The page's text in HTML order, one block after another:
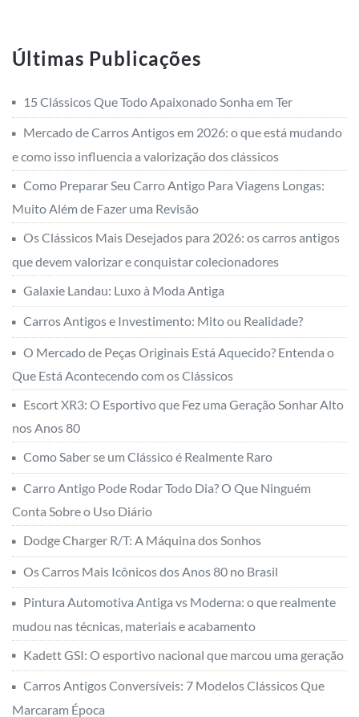
Últimas Publicações
15 Clássicos Que Todo Apaixonado Sonha em Ter
Mercado de Carros Antigos em 2026: o que está mudando
e como isso influencia a valorização dos clássicos
Como Preparar Seu Carro Antigo Para Viagens Longas:
Muito Além de Fazer uma Revisão
Os Clássicos Mais Desejados para 2026: os carros antigos
que devem valorizar e conquistar colecionadores
Galaxie Landau: Luxo à Moda Antiga
Carros Antigos e Investimento: Mito ou Realidade?
O Mercado de Peças Originais Está Aquecido? Entenda o
Que Está Acontecendo com os Clássicos
Escort XR3: O Esportivo que Fez uma Geração Sonhar Alto
nos Anos 80
Como Saber se um Clássico é Realmente Raro
Carro Antigo Pode Rodar Todo Dia? O Que Ninguém
Conta Sobre o Uso Diário
Dodge Charger R/T: A Máquina dos Sonhos
Os Carros Mais Icônicos dos Anos 80 no Brasil
Pintura Automotiva Antiga vs Moderna: o que realmente
mudou nas técnicas, materiais e acabamento
Kadett GSI: O esportivo nacional que marcou uma geração
Carros Antigos Conversíveis: 7 Modelos Clássicos Que
Marcaram Época